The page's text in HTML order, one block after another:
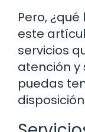
Pero,
este
servicios
atención y
puedas